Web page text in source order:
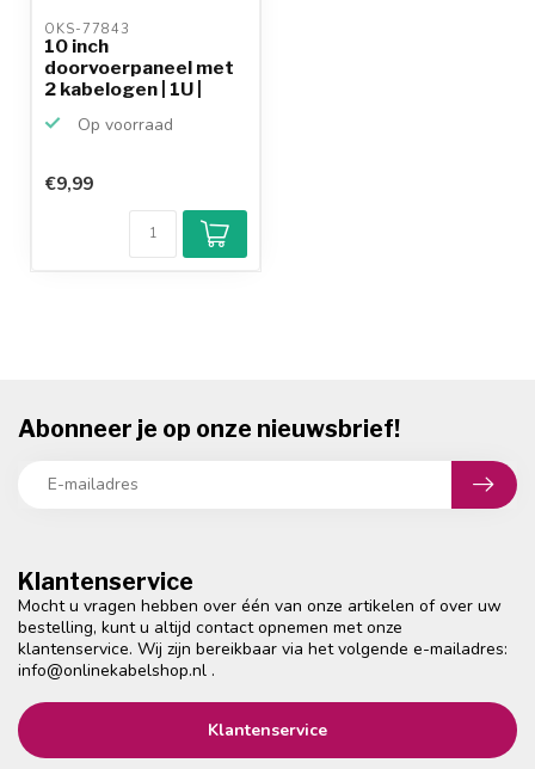
OKS-77843
10 inch
doorvoerpaneel met
2 kabelogen | 1U |
Op voorraad
€9,99
Klantenservice
Mocht u vragen hebben over één van onze artikelen of over uw
bestelling, kunt u altijd contact opnemen met onze
klantenservice. Wij zijn bereikbaar via het volgende e-mailadres:
info@onlinekabelshop.nl .
Klantenservice
Abonneer je op onze nieuwsbrief!